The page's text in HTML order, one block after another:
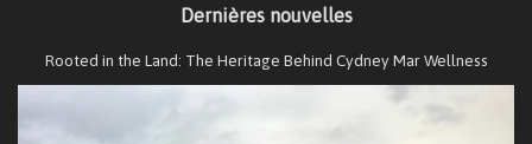
Dernières nouvelles
Rooted in the Land: The Heritage Behind Cydney Mar Wellness